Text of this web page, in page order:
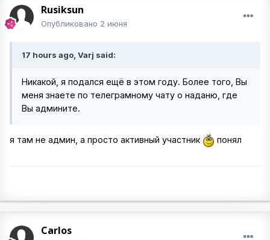
Rusiksun
Опубликовано 2 июня
17 hours ago, Varj said:
Никакой, я подался ещё в этом году. Более того, Вы
меня знаете по телеграмному чату о наданю, где
Вы админите.
я там не админ, а просто активный участник понял
Carlos